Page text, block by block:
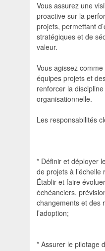
Vous assurez une
proactive sur la
projets, permettant
stratégiques et de
valeur.
Vous agissez
équipes projets et
renforcer la
organisationnelle.
Les responsabilités
* Définir et déployer
de projets à l’échelle
Établir et faire
échéanciers,
changements et des
l’adoption;
* Assurer le pilotage